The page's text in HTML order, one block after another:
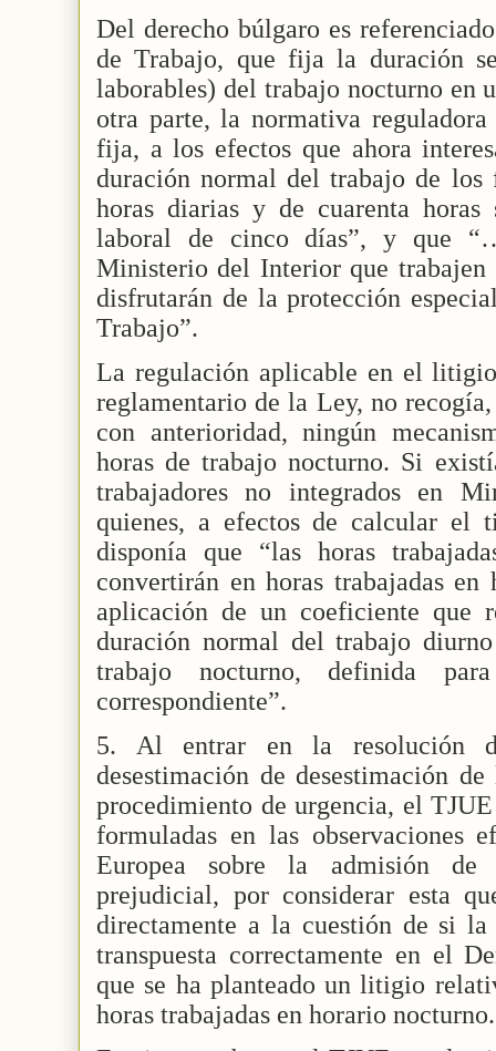
Del derecho búlgaro es
de Trabajo, que fija la duración
laborables) del trabajo nocturno en
otra parte, la normativa
fija, a los efectos que ahora
duración normal del trabajo de los
horas diarias y de cuarenta horas
laboral de cinco días”, y que
Ministerio del Interior que trabajen
disfrutarán de la protección
Trabajo”.
La regulación aplicable en el
reglamentario de la Ley, no
con anterioridad, ningún
horas de trabajo nocturno. Si
trabajadores no integrados en
quienes, a efectos de calcular el
disponía que “las horas
convertirán en horas trabajadas
aplicación de un coeficiente que
duración normal del trabajo
trabajo nocturno, definida
correspondiente”.
5. Al entrar en la resolución
desestimación de desestimación
procedimiento de urgencia, el TJUE
formuladas en las observaciones
Europea sobre la admisión
prejudicial, por considerar esta
directamente a la cuestión de si
transpuesta correctamente en el
que se ha planteado un litigio
horas trabajadas en horario nocturno.